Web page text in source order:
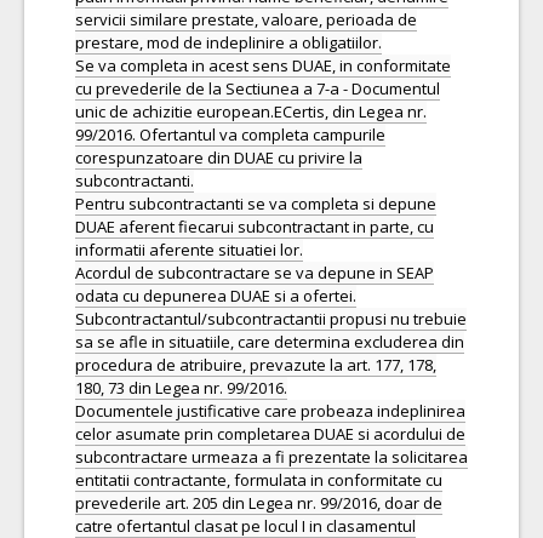
servicii similare prestate, valoare, perioada de
prestare, mod de indeplinire a obligatiilor.
Se va completa in acest sens DUAE, in conformitate
cu prevederile de la Sectiunea a 7-a - Documentul
unic de achizitie european.ECertis, din Legea nr.
99/2016. Ofertantul va completa campurile
corespunzatoare din DUAE cu privire la
subcontractanti.
Pentru subcontractanti se va completa si depune
DUAE aferent fiecarui subcontractant in parte, cu
informatii aferente situatiei lor.
Acordul de subcontractare se va depune in SEAP
odata cu depunerea DUAE si a ofertei.
Subcontractantul/subcontractantii propusi nu trebuie
sa se afle in situatiile, care determina excluderea din
procedura de atribuire, prevazute la art. 177, 178,
180, 73 din Legea nr. 99/2016.
Documentele justificative care probeaza indeplinirea
celor asumate prin completarea DUAE si acordului de
subcontractare urmeaza a fi prezentate la solicitarea
entitatii contractante, formulata in conformitate cu
prevederile art. 205 din Legea nr. 99/2016, doar de
catre ofertantul clasat pe locul I in clasamentul